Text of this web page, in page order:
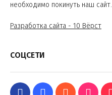
необходимо покинуть наш сайт.
Разработка сайта - 10 Вёрст
СОЦСЕТИ